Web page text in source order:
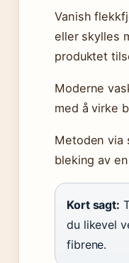
Vanish
eller skylles
produktet
Moderne
med å virke
Metoden via
bleking av
Kort sagt:
du likevel
fibrene.